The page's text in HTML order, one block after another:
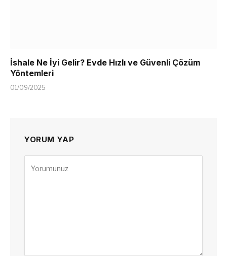
İshale Ne İyi Gelir? Evde Hızlı ve Güvenli Çözüm
Yöntemleri
01/09/2025
YORUM YAP